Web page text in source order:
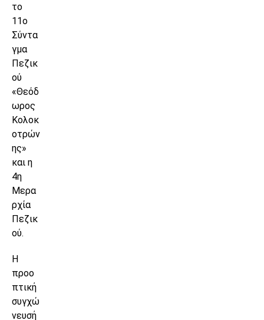
το
11ο
Σύντα
γμα
Πεζικ
ού
«Θεόδ
ωρος
Κολοκ
οτρών
ης»
και η
4η
Μερα
ρχία
Πεζικ
ού.
Η
προο
πτική
συγχώ
νευσή